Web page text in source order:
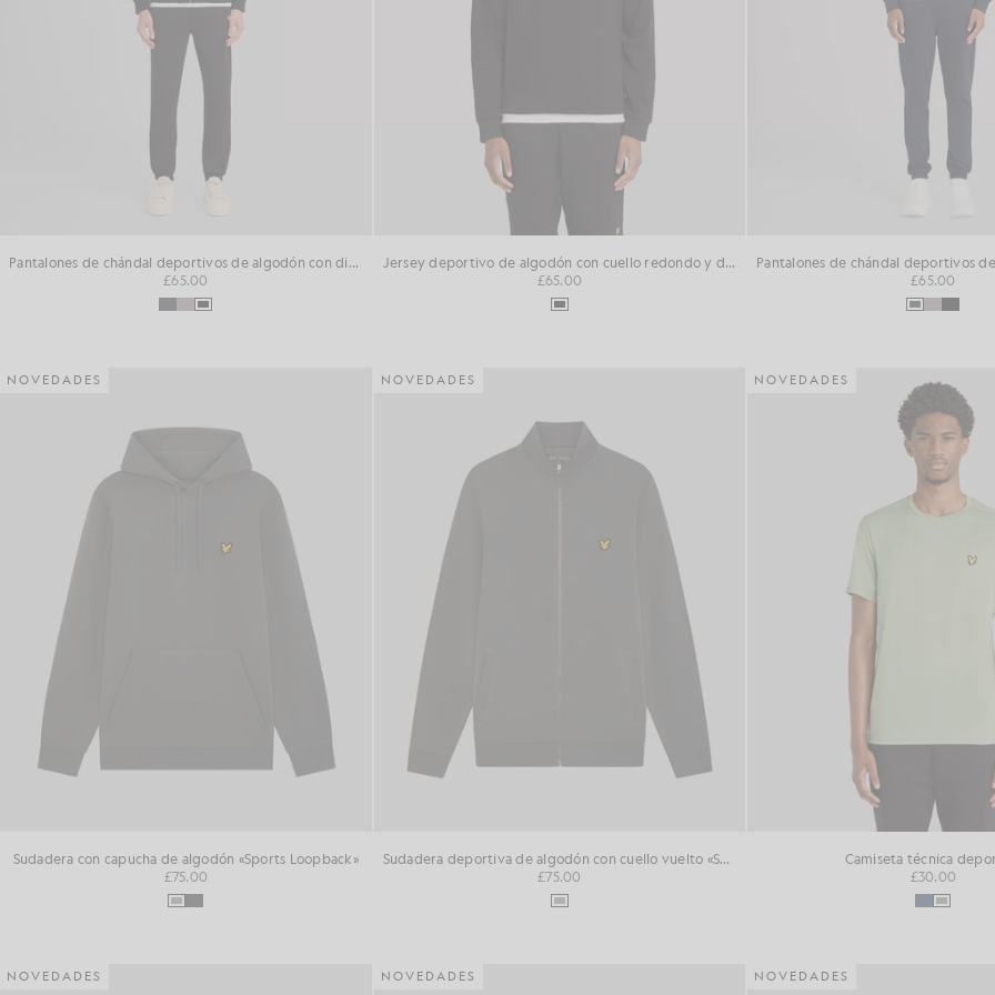
Pantalones de chándal deportivos de algodón con diseño «loopback»
£65.00
Jersey deportivo de algodón con cuello redondo y diseño «loopback»
£65.00
£65.00
NOVEDADES
Sudadera con capucha de algodón «Sports Loopback»
£75.00
NOVEDADES
Sudadera deportiva de algodón con cuello vuelto «Sports Loopback»
£75.00
NOVEDADES
Camiseta técnica
£30.00
NOVEDADES NOVEDADES NOVEDADES